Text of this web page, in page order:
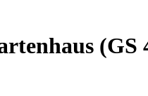
(GS